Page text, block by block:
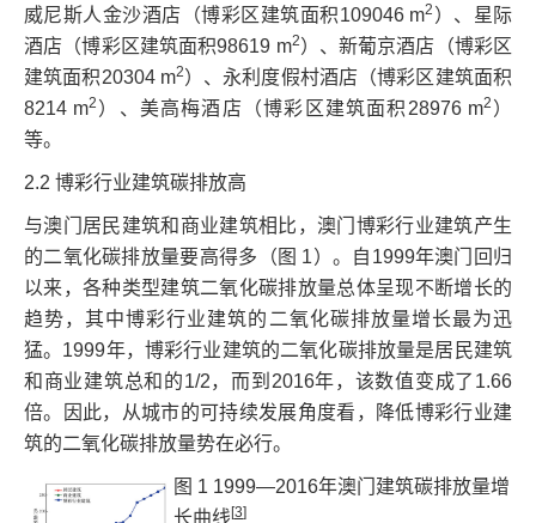
威尼斯人金沙酒店（博彩区建筑面积109046 m2 ）、星际
酒店（博彩区建筑面积98619 m2）、新葡京酒店（博彩区
建筑面积20304 m2）、永利度假村酒店（博彩区建筑面积
8214 m2 ）、美高梅酒店（博彩区建筑面积28976 m2 ）
等。
2.2 博彩行业建筑碳排放高
与澳门居民建筑和商业建筑相比，澳门博彩行业建筑产生
的二氧化碳排放量要高得多（图 1）。自1999年澳门回归
以来，各种类型建筑二氧化碳排放量总体呈现不断增长的
趋势，其中博彩行业建筑的二氧化碳排放量增长最为迅
猛。1999年，博彩行业建筑的二氧化碳排放量是居民建筑
和商业建筑总和的1/2，而到2016年，该数值变成了1.66
倍。因此，从城市的可持续发展角度看，降低博彩行业建
筑的二氧化碳排放量势在必行。
图 1 1999—2016年澳门建筑碳排放量增
长曲线 [3]